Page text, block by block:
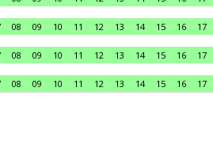
08 09 10 11 12 13 14 15 16 17
08 09 10 11 12 13 14 15 16 17
08 09 10 11 12 13 14 15 16 17